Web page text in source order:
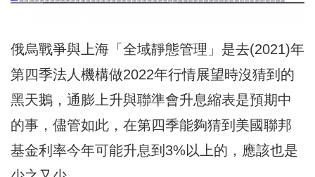
俄烏戰爭與上海「全域靜態管理」是去(2021)年
第四季法人機構做2022年行情展望時沒猜到的
黑天鵝，通膨上升與聯準會升息縮表是預期中
的事，儘管如此，在第四季能夠猜到美國聯邦
基金利率今年可能升息到3%以上的，應該也是